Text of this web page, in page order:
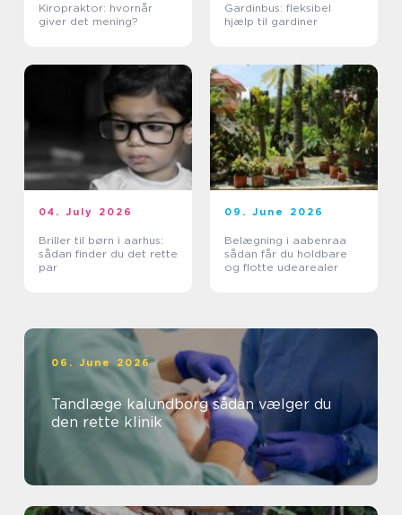
Kiropraktor: hvornår
giver det mening?
Gardinbus: fleksibel
hjælp til gardiner
04. July 2026
Briller til børn i aarhus:
sådan finder du det rette
par
09. June 2026
Belægning i aabenraa
sådan får du holdbare
og flotte udearealer
06. June 2026
Tandlæge kalundborg sådan vælger du
den rette klinik